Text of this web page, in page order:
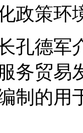
政策环
孔德军
务贸易
制的用